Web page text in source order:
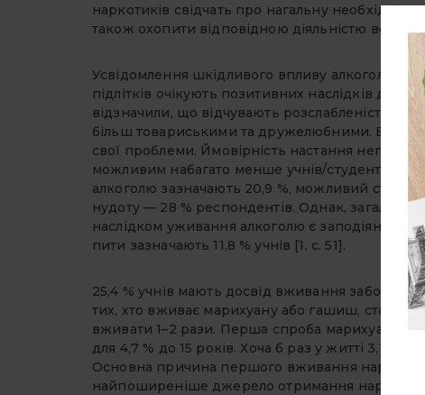
наркотиків свідчать про нагальну
також охопити відповідною діяльністю всю
Усвідомлення шкідливого впливу алкоголю є
підлітків очікують позитивних наслідків для
відзначили, що відчувають розслабленість,
більш товариськими та дружелюбними. Більше
свої проблеми. Ймовірність настання
можливим набагато менше учнів/студентів:
алкоголю зазначають 20,9 %, можливий стан
нудоту — 28 % респондентів. Однак, загалом
наслідком уживання алкоголю є заподіяння
пити зазначають 11,8 % учнів [1, с. 51].
25,4 % учнів мають досвід вживання
тих, хто вживає марихуану або гашиш,
вживати 1–2 рази. Перша спроба марихуани
для 4,7 % до 15 років. Хоча б раз у житті 3,1 %
Основна причина першого вживання
найпоширеніше джерело отримання